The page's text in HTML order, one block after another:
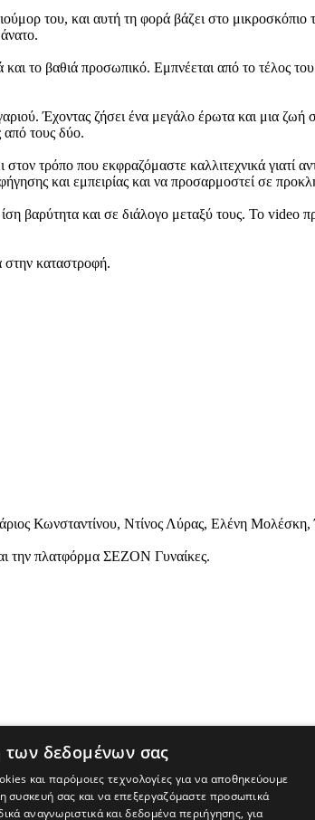
του, και αυτή τη φορά βάζει στο
το βαθιά προσωπικό. Εμπνέεται από το τέλος
Έχοντας ζήσει ένα μεγάλο έρωτα και μια
από τους δύο.
τρόπο που εκφραζόμαστε καλλιτεχνικά γιατί
και εμπειρίας και να προσαρμοστεί σε
βαρύτητα και σε διάλογο μεταξύ τους. Το video
καταστροφή.
Κωνσταντίνου, Ντίνος Λύρας, Ελένη
την πλατφόρμα ΣΕΖΟΝ Γυναίκες.
δεδομένων σας
και παρόμοιες τεχνολογίες για να αποθηκεύουμε
συσκευή σας και να επεξεργαζόμαστε προσωπικά
αναγνωριστικά και δεδομένα περιήγησης, για